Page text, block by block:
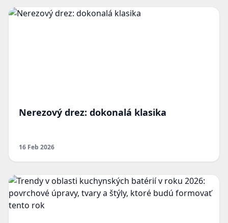
Nerezový drez: dokonalá klasika
16 Feb 2026